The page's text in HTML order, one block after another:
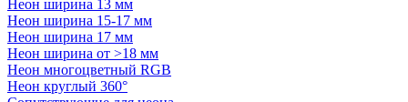
Неон ширина 13 мм
Неон ширина 15-17 мм
Неон ширина 17 мм
Неон ширина от >18 мм
Неон многоцветный RGB
Неон круглый 360°